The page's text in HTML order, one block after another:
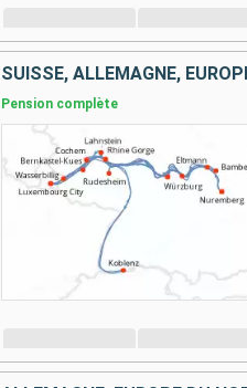
SUISSE, ALLEMAGNE,
Pension complète